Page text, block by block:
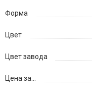
Форма
Цвет
Цвет завода
Цена за...